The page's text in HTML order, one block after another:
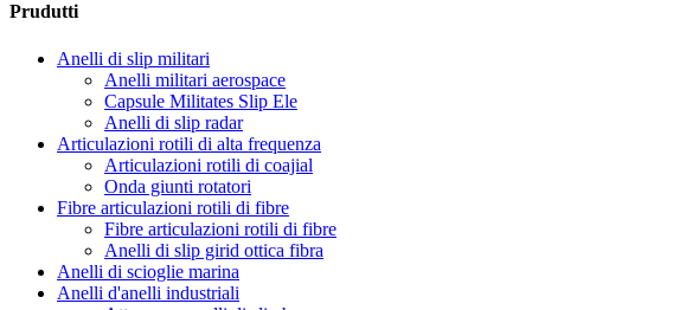
Prudutti
Anelli di slip militari
Anelli militari aerospace
Capsule Militates Slip Ele
Anelli di slip radar
Articulazioni rotili di alta frequenza
Articulazioni rotili di coajial
Onda giunti rotatori
Fibre articulazioni rotili di fibre
Fibre articulazioni rotili di fibre
Anelli di slip girid ottica fibra
Anelli di scioglie marina
Anelli d'anelli industriali